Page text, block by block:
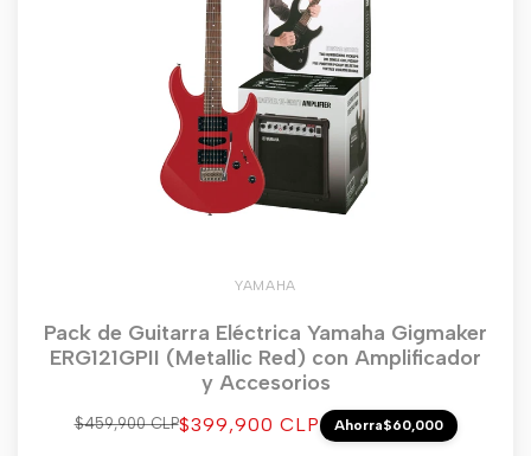
YAMAHA
Pack de Guitarra Eléctrica Yamaha Gigmaker
ERG121GPII (Metallic Red) con Amplificador
y Accesorios
Precio
$459,900 CLPPrecio
$399,900 CLP Ahorra$60,000